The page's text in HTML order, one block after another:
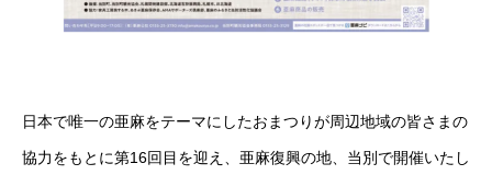
日本で唯一の亜麻をテーマにしたおまつりが周辺地域の皆さまの
協力をもとに第16回目を迎え、亜麻復興の地、当別で開催いたし